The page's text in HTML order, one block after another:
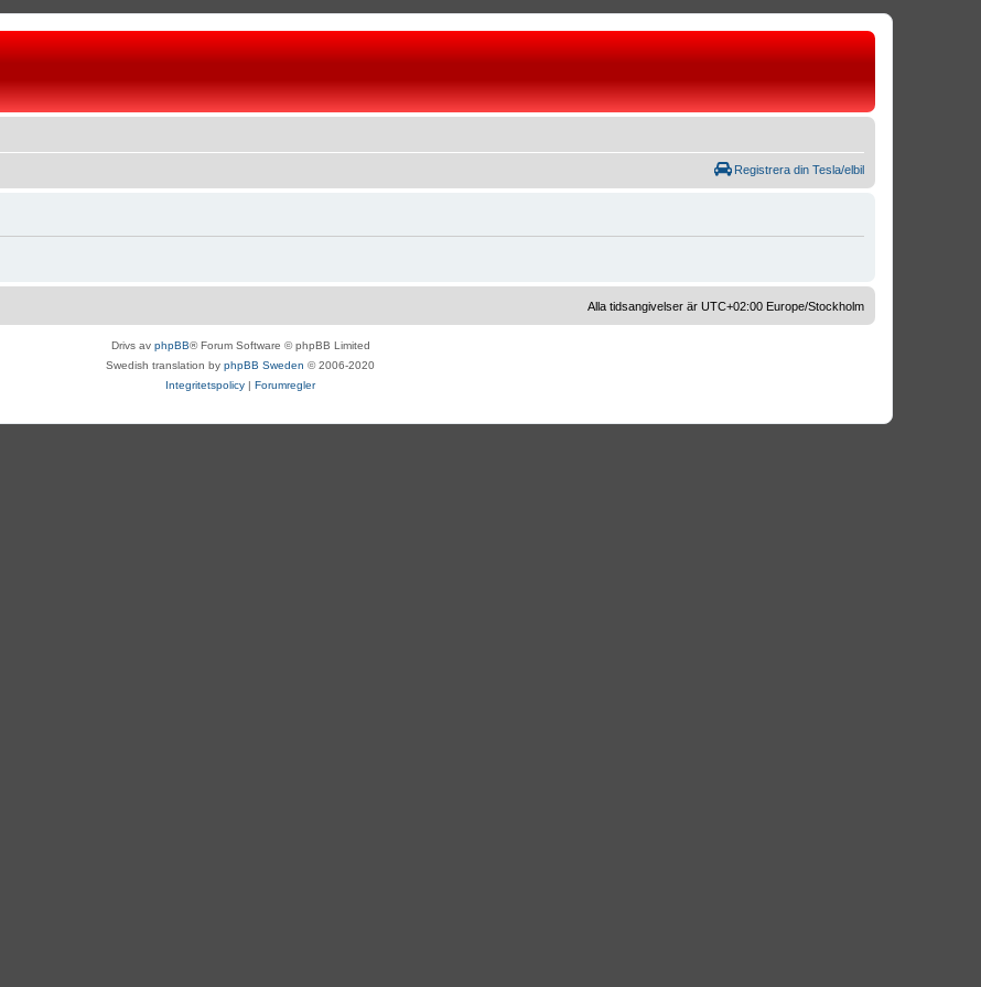
Registrera din Tesla/elbil
Alla tidsangivelser är UTC+02:00 Europe/Stockholm
Drivs av phpBB® Forum Software © phpBB Limited
Swedish translation by phpBB Sweden © 2006-2020
Integritetspolicy | Forumregler